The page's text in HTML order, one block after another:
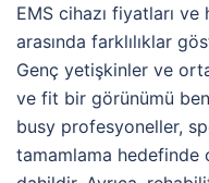
EMS cihazı fiyatları
arasında farklılıklar
Genç yetişkinler ve
ve fit bir görünümü
busy profesyoneller,
tamamlama hedefinde